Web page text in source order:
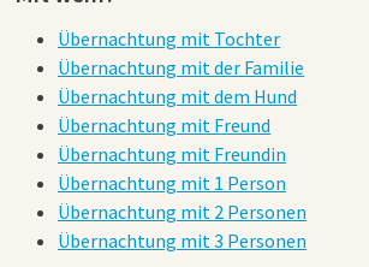
Übernachtung mit Tochter
Übernachtung mit der Familie
Übernachtung mit dem Hund
Übernachtung mit Freund
Übernachtung mit Freundin
Übernachtung mit 1 Person
Übernachtung mit 2 Personen
Übernachtung mit 3 Personen